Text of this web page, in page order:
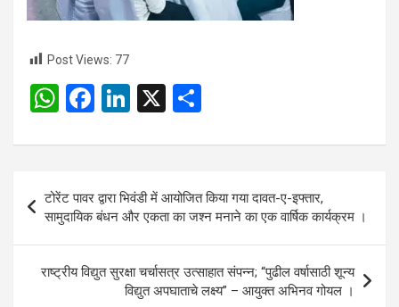
Post Views: 77
W
at
s
A
p
p
F
ce
o
o
k
Li
ke
dI
n
X
ar
e
Post
navigation
टोरेंट पावर द्वारा भिवंडी में आयोजित किया गया दावत-ए-इफ्तार,
सामुदायिक बंधन और एकता का जश्न मनाने का एक वार्षिक कार्यक्रम ।
राष्ट्रीय विद्युत सुरक्षा चर्चासत्र उत्साहात संपन्न; “पुढील वर्षासाठी शून्य
विद्युत अपघाताचे लक्ष्य” – आयुक्त अभिनव गोयल ।